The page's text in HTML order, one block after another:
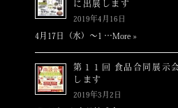
に出展します
2019年4月16日
4月17日（水）～1 …More »
第１１回 食品合同展示
します
2019年3月2日